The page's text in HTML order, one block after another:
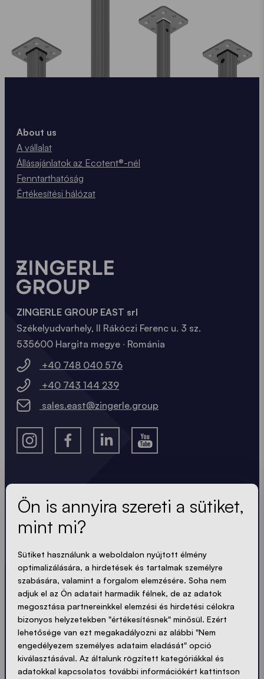
A legfrissebb hírek.
Mindig naprakész. Nincs spam! Rövid, ropogós és
ADATVÉDELEM ELFOGADÁSA
Küldés
LOADING - LOADING - LOADING - LOADING -
About us
A vállalat
Állásajánlatok az Ecotent®-nél
Fenntarthatóság
Értékesítési hálózat
ZINGERLE GROUP EAST srl
Székelyudvarhely, II Rákóczi Ferenc u. 3 sz.
535600 Hargita megye ∙ Románia
+40 748 040 576
+40 743 144 239
sales.east@zingerle.group
Ön is annyira szereti a sütiket,
mint mi?
Sütiket használunk a weboldalon nyújtott élmény
optimalizálására, a hirdetések és tartalmak személyre
szabására, valamint a forgalom elemzésére. Soha nem
adjuk el az Ön adatait harmadik félnek, de az adatok
megosztása partnereinkkel elemzési és hirdetési célokra
bizonyos helyzetekben "értékesítésnek" minősül. Ezért
lehetősége van ezt megakadályozni az alábbi "Nem
engedélyezem személyes adataim eladását" opció
kiválasztásával. Az általunk rögzített kategóriákkal és
adatokkal kapcsolatos további információkért kattintson